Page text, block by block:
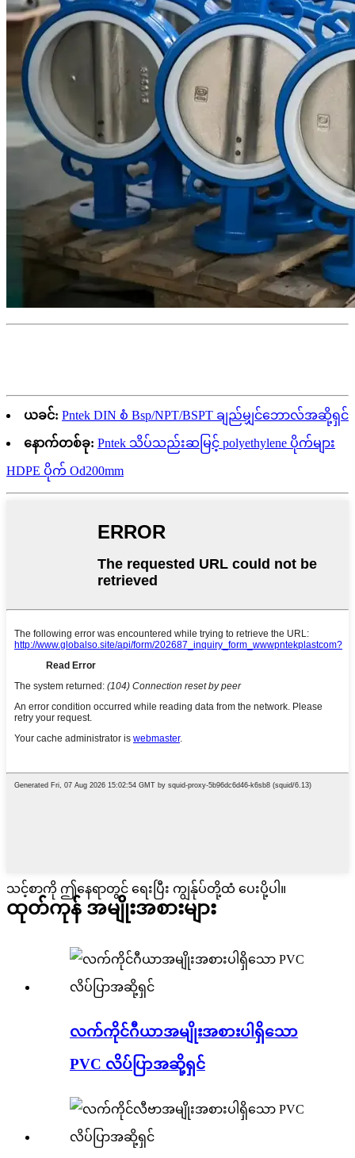
ယခင်: Pntek DIN စံ Bsp/NPT/BSPT ချည်မျှင်ဘောလ်အဆို့ရှင်
နောက်တစ်ခု: Pntek သိပ်သည်းဆမြင့် polyethylene ပိုက်များ
HDPE ပိုက် Od200mm
သင့်စာကို ဤနေရာတွင် ရေးပြီး ကျွန်ုပ်တို့ထံ ပေးပို့ပါ။
ထုတ်ကုန် အမျိုးအစားများ
လက်ကိုင်ဂီယာအမျိုးအစားပါရှိသော
PVC လိပ်ပြာအဆို့ရှင်